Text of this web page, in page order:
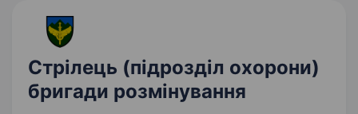
Стрілець (підрозділ охорони)
бригади розмінування